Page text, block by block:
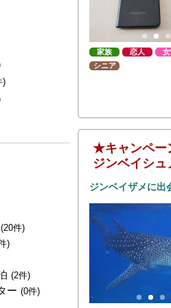
)
(20件)
)
(2件)
ー (0件)
家族 恋人
シニア
★キャンペー
ジンベイシ
ジンベイザメに出